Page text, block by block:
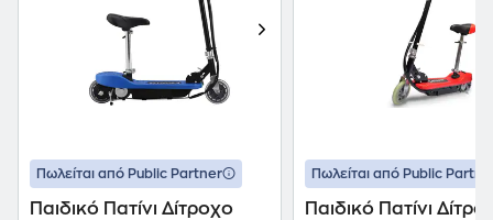
Πωλείται από Public Partner
Παιδικό Πατίνι Δίτροχο
Πωλείται από Public
Παιδικό Πατίνι